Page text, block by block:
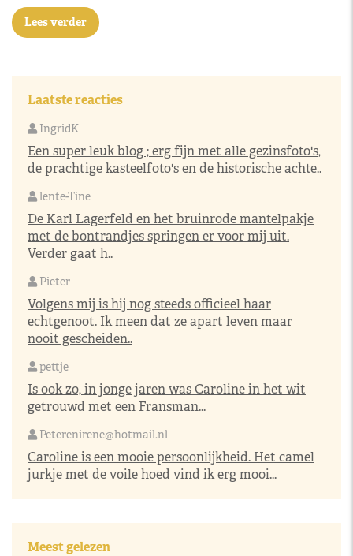
Lees verder
Laatste reacties
IngridK
Een super leuk blog ; erg fijn met alle gezinsfoto's,
de prachtige kasteelfoto's en de historische achte..
lente-Tine
De Karl Lagerfeld en het bruinrode mantelpakje
met de bontrandjes springen er voor mij uit.
Verder gaat h..
Pieter
Volgens mij is hij nog steeds officieel haar
echtgenoot. Ik meen dat ze apart leven maar
nooit gescheiden..
pettje
Is ook zo, in jonge jaren was Caroline in het wit
getrouwd met een Fransman...
Peterenirene@hotmail.nl
Caroline is een mooie persoonlijkheid. Het camel
jurkje met de voile hoed vind ik erg mooi...
Meest gelezen